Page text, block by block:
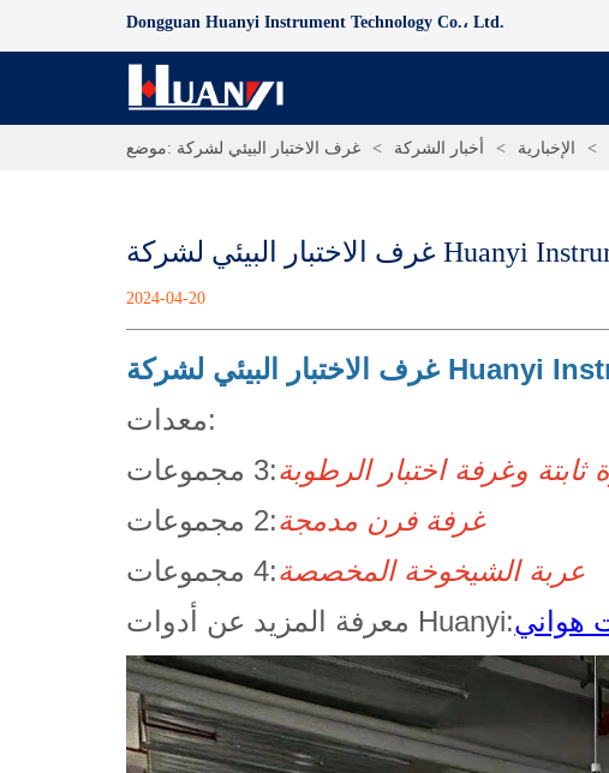
Dongguan Huanyi Instrument Technology Co.، Ltd.
موضع: > الإخبارية > أخبار الشركة >
2024-04-20